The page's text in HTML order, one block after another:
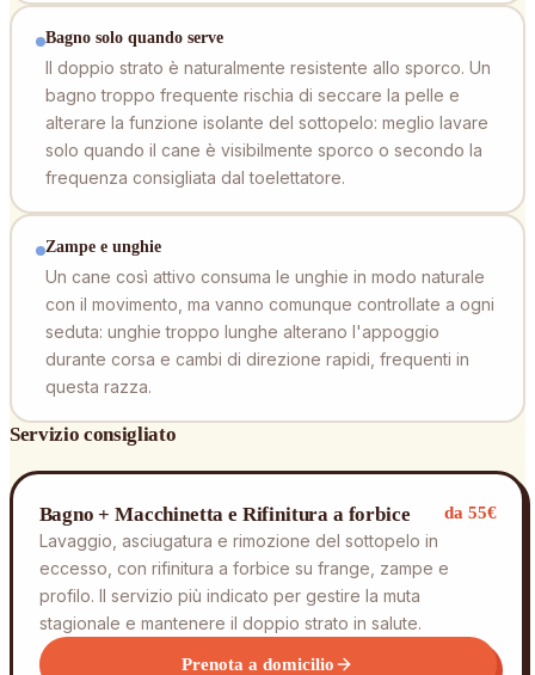
Bagno solo quando serve
Il doppio strato è naturalmente resistente allo sporco. Un
bagno troppo frequente rischia di seccare la pelle e
alterare la funzione isolante del sottopelo: meglio lavare
solo quando il cane è visibilmente sporco o secondo la
frequenza consigliata dal toelettatore.
Zampe e unghie
Un cane così attivo consuma le unghie in modo naturale
con il movimento, ma vanno comunque controllate a ogni
seduta: unghie troppo lunghe alterano l'appoggio
durante corsa e cambi di direzione rapidi, frequenti in
questa razza.
Servizio consigliato
Bagno + Macchinetta e Rifinitura a forbice da 55€
Lavaggio, asciugatura e rimozione del sottopelo in
eccesso, con rifinitura a forbice su frange, zampe e
profilo. Il servizio più indicato per gestire la muta
stagionale e mantenere il doppio strato in salute.
Prenota a domicilio